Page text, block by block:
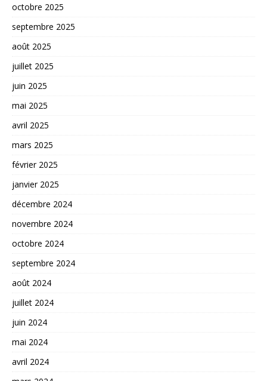
octobre 2025
septembre 2025
août 2025
juillet 2025
juin 2025
mai 2025
avril 2025
mars 2025
février 2025
janvier 2025
décembre 2024
novembre 2024
octobre 2024
septembre 2024
août 2024
juillet 2024
juin 2024
mai 2024
avril 2024